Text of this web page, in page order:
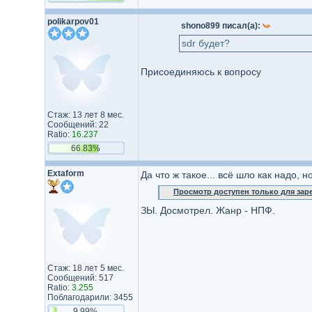
polikarpov01
Стаж: 13 лет 8 мес.
Сообщений: 22
Ratio: 16.237
66.83%
shono899 писал(а):
sdr будет?
Присоединяюсь к вопросу
Extaform
Стаж: 18 лет 5 мес.
Сообщений: 517
Ratio: 3.255
Поблагодарили: 3455
Да что ж такое... всё шло как надо,
Просмотр доступен только для
ЗЫ. Досмотрел. Жанр - НПФ.